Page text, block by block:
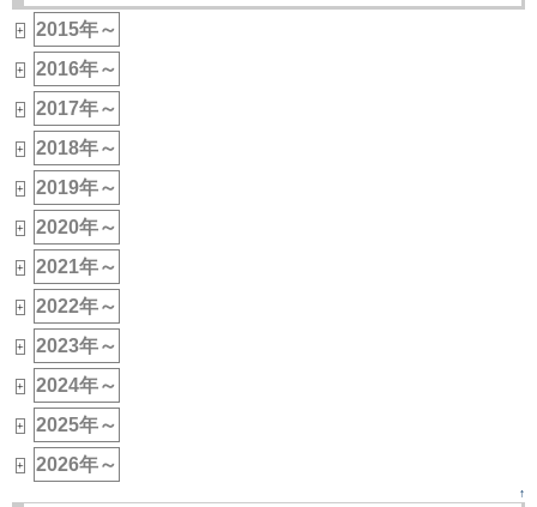
+ 2015年～
+ 2016年～
+ 2017年～
+ 2018年～
+ 2019年～
+ 2020年～
+ 2021年～
+ 2022年～
+ 2023年～
+ 2024年～
+ 2025年～
+ 2026年～
↑